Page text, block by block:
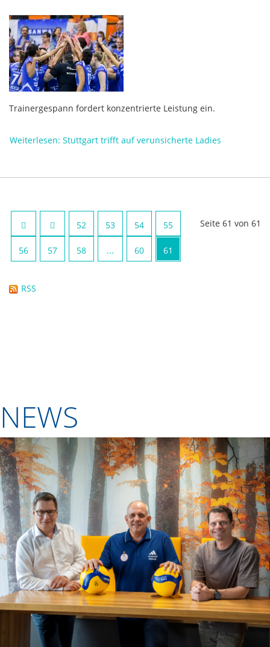
Trainergespann fordert konzentrierte Leistung ein.
Weiterlesen: Stuttgart trifft auf verunsicherte Ladies
Seite 61 von 61
52 53 54 55
56 57 58 ... 60 61
RSS
NEWS